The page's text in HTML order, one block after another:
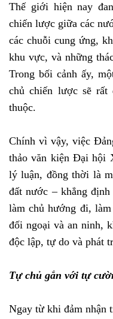
Thế giới hiện nay
chiến lược giữa các
các chuỗi cung ứng,
khu vực, và những
Trong bối cảnh ấy,
chủ chiến lược sẽ rất
thuộc.
Chính vì vậy, việc
thảo văn kiện Đại hội
lý luận, đồng thời là
đất nước – khẳng
làm chủ hướng đi,
đối ngoại và an ninh,
độc lập, tự do và phát
Tự chủ gắn với tự
Ngay từ khi đảm nhận